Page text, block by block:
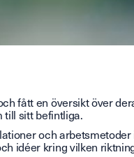
fått en översikt över
till sitt befintliga.
och
idéer kring vilken